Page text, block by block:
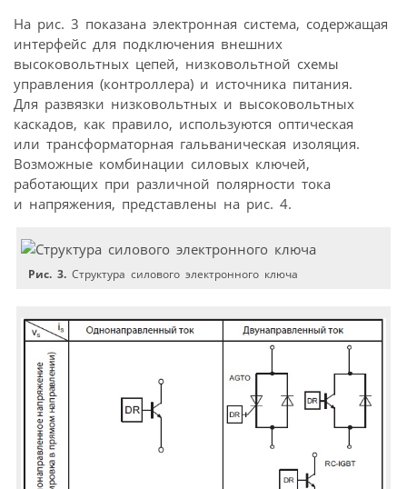
На рис. 3 показана электронная система, содержащая
интерфейс для подключения внешних
высоковольтных цепей, низковольтной схемы
управления (контроллера) и источника питания.
Для развязки низковольтных и высоковольтных
каскадов, как правило, используются оптическая
или трансформаторная гальваническая изоляция.
Возможные комбинации силовых ключей,
работающих при различной полярности тока
и напряжения, представлены на рис. 4.
Рис. 3. Структура силового электронного ключа